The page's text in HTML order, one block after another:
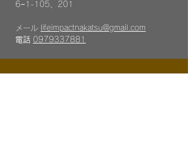
6−1-105、201
メール
lifeimpactnakatsu@gmail.com
電話 0979337881